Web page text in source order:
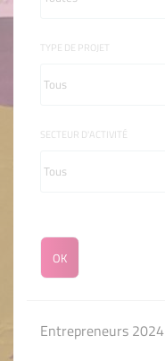
TYPE DE PROJET
SECTEUR D'ACTIVITÉ
Entrepreneurs 2024